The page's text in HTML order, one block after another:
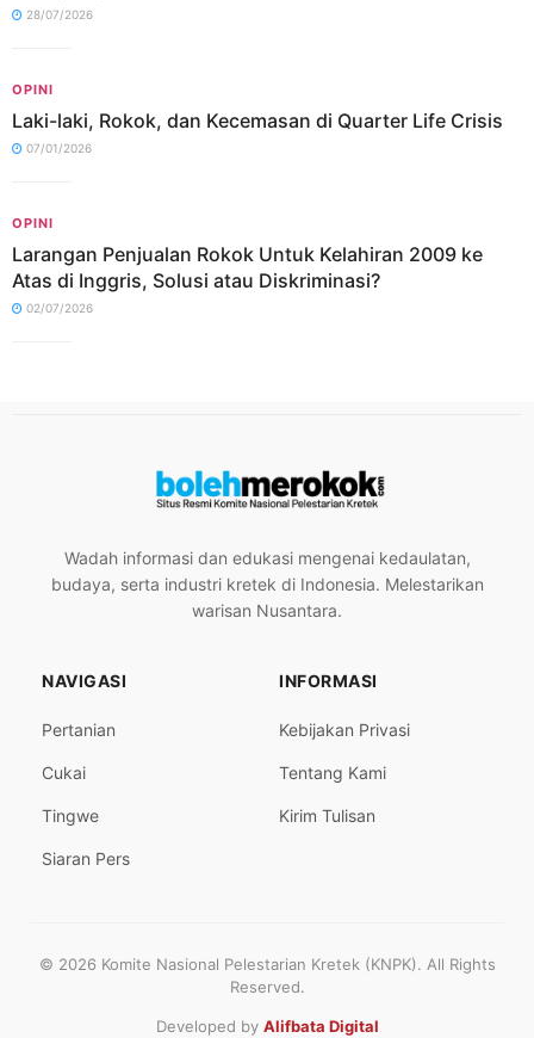
28/07/2026
OPINI
Laki-laki, Rokok, dan Kecemasan di Quarter Life Crisis
07/01/2026
OPINI
Larangan Penjualan Rokok Untuk Kelahiran 2009 ke
Atas di Inggris, Solusi atau Diskriminasi?
02/07/2026
Wadah informasi dan edukasi mengenai kedaulatan,
budaya, serta industri kretek di Indonesia. Melestarikan
warisan Nusantara.
NAVIGASI
Pertanian
Cukai
Tingwe
Siaran Pers
INFORMASI
Kebijakan Privasi
Tentang Kami
Kirim Tulisan
© 2026 Komite Nasional Pelestarian Kretek (KNPK). All Rights
Reserved.
Developed by Alifbata Digital